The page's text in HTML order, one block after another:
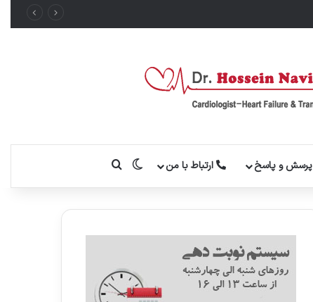
پرسش و پاسخ ارتباط با من تغییر پوسته